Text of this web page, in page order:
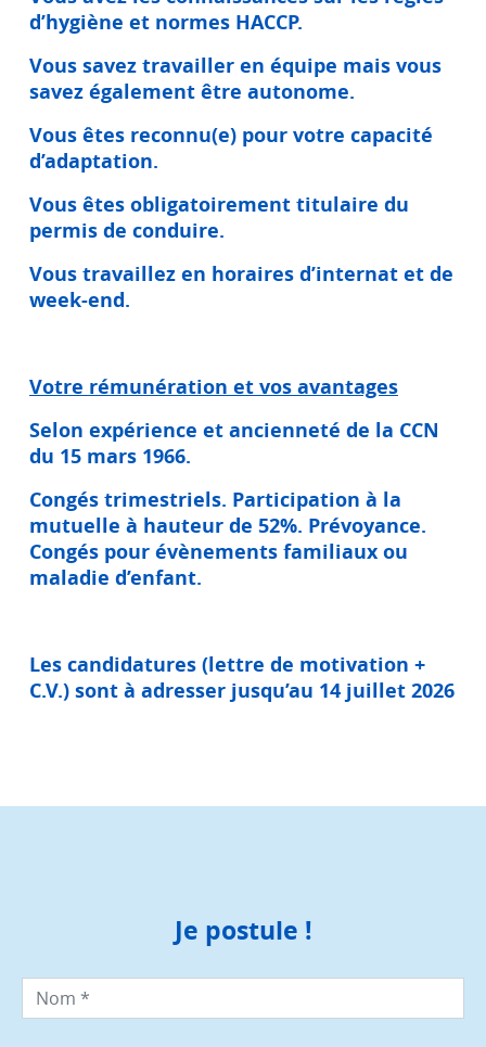
d’hygiène et normes HACCP.
Vous savez travailler en équipe mais vous
savez également être autonome.
Vous êtes reconnu(e) pour votre capacité
d’adaptation.
Vous êtes obligatoirement titulaire du
permis de conduire.
Vous travaillez en horaires d’internat et de
week-end.
Votre rémunération et vos avantages
Selon expérience et ancienneté de la CCN
du 15 mars 1966.
Congés trimestriels. Participation à la
mutuelle à hauteur de 52%. Prévoyance.
Congés pour évènements familiaux ou
maladie d’enfant.
Les candidatures (lettre de motivation +
C.V.) sont à adresser jusqu’au 14 juillet 2026
Je postule !